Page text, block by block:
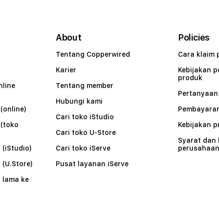
lama ke
About
Tentang Copperwired
Karier
Tentang member
Hubungi kami
Cari toko iStudio
Cari toko U-Store
Cari toko iServe
Pusat layanan iServe
Policies
Cara klaim
Kebijakan
produk
Pertanyaan
Kebijakan
Syarat dan
perusahaan